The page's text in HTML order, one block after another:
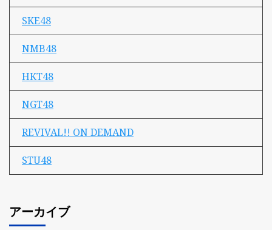
SKE48
NMB48
HKT48
NGT48
REVIVAL!! ON DEMAND
STU48
アーカイブ